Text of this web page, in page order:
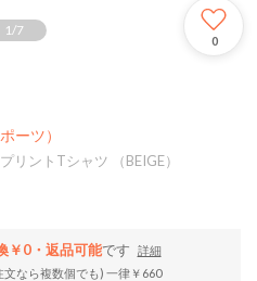
1 /7
0
ーツ）
リントTシャツ （BEIGE）
￥0・返品可能です
詳細
なら複数個でも) 一律￥660